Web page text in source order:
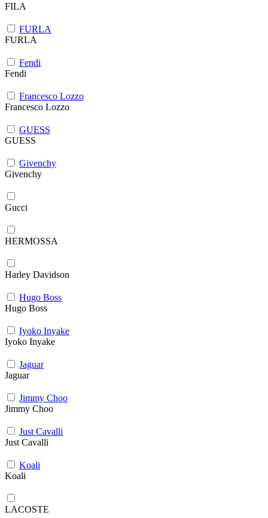
FILA
FURLA
FURLA
Fendi
Fendi
Francesco Lozzo
Francesco Lozzo
GUESS
GUESS
Givenchy
Givenchy
Gucci
HERMOSSA
Harley Davidson
Hugo Boss
Hugo Boss
Iyoko Inyake
Iyoko Inyake
Jaguar
Jaguar
Jimmy Choo
Jimmy Choo
Just Cavalli
Just Cavalli
Koali
Koali
LACOSTE